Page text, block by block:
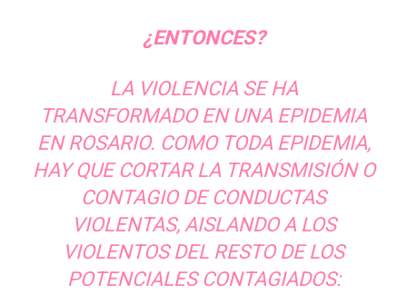
¿ENTONCES?
LA VIOLENCIA SE HA
TRANSFORMADO EN UNA EPIDEMIA
EN ROSARIO. COMO TODA EPIDEMIA,
HAY QUE CORTAR LA TRANSMISIÓN O
CONTAGIO DE CONDUCTAS
VIOLENTAS, AISLANDO A LOS
VIOLENTOS DEL RESTO DE LOS
POTENCIALES CONTAGIADOS: